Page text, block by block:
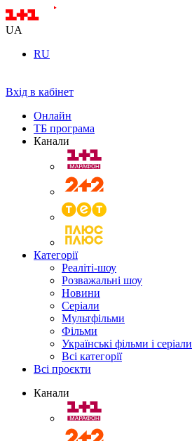
UA
RU
Вхід в кабінет
Онлайн
ТБ програма
Канали
Категорії
Реаліті-шоу
Розважальні шоу
Новини
Серіали
Мультфільми
Фільми
Українські фільми і серіали
Всі категорії
Всі проєкти
Канали